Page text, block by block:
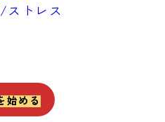
ストレス
始める